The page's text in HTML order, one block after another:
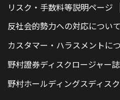
リスク・手数料等説明ページ
反社会的勢力への対応について
カスタマー・ハラスメントに
野村證券ディスクロージャー誌
野村ホールディングスディス